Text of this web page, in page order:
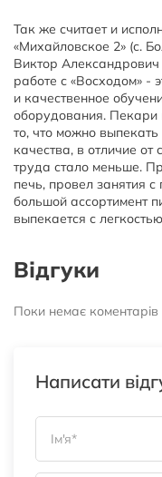
Так же считает и
«Михайловское 2» (с.
Виктор
работе с «Восходом» -
и качественное
оборудования. Пекари
то, что можно
качества, в отличие от
труда стало меньше.
печь, провел занятия
большой ассортимент
выпекается с
Відгуки
Поки немає коментарів
Написати